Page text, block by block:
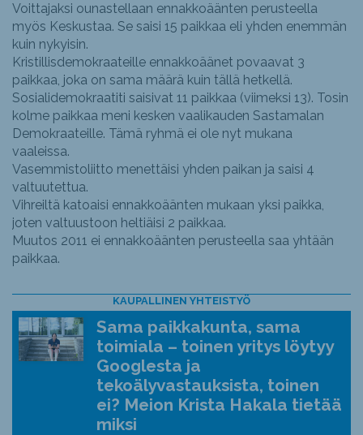
Voittajaksi ounastellaan ennakkoäänten perusteella
myös Keskustaa. Se saisi 15 paikkaa eli yhden enemmän
kuin nykyisin.
Kristillisdemokraateille ennakkoäänet povaavat 3
paikkaa, joka on sama määrä kuin tällä hetkellä.
Sosialidemokraatiti saisivat 11 paikkaa (viimeksi 13). Tosin
kolme paikkaa meni kesken vaalikauden Sastamalan
Demokraateille. Tämä ryhmä ei ole nyt mukana
vaaleissa.
Vasemmistoliitto menettäisi yhden paikan ja saisi 4
valtuutettua.
Vihreiltä katoaisi ennakkoäänten mukaan yksi paikka,
joten valtuustoon heltiäisi 2 paikkaa.
Muutos 2011 ei ennakkoäänten perusteella saa yhtään
paikkaa.
KAUPALLINEN YHTEISTYÖ
Sama paikkakunta, sama
toimiala – toinen yritys löytyy
Googlesta ja
tekoälyvastauksista, toinen
ei? Meion Krista Hakala tietää
miksi